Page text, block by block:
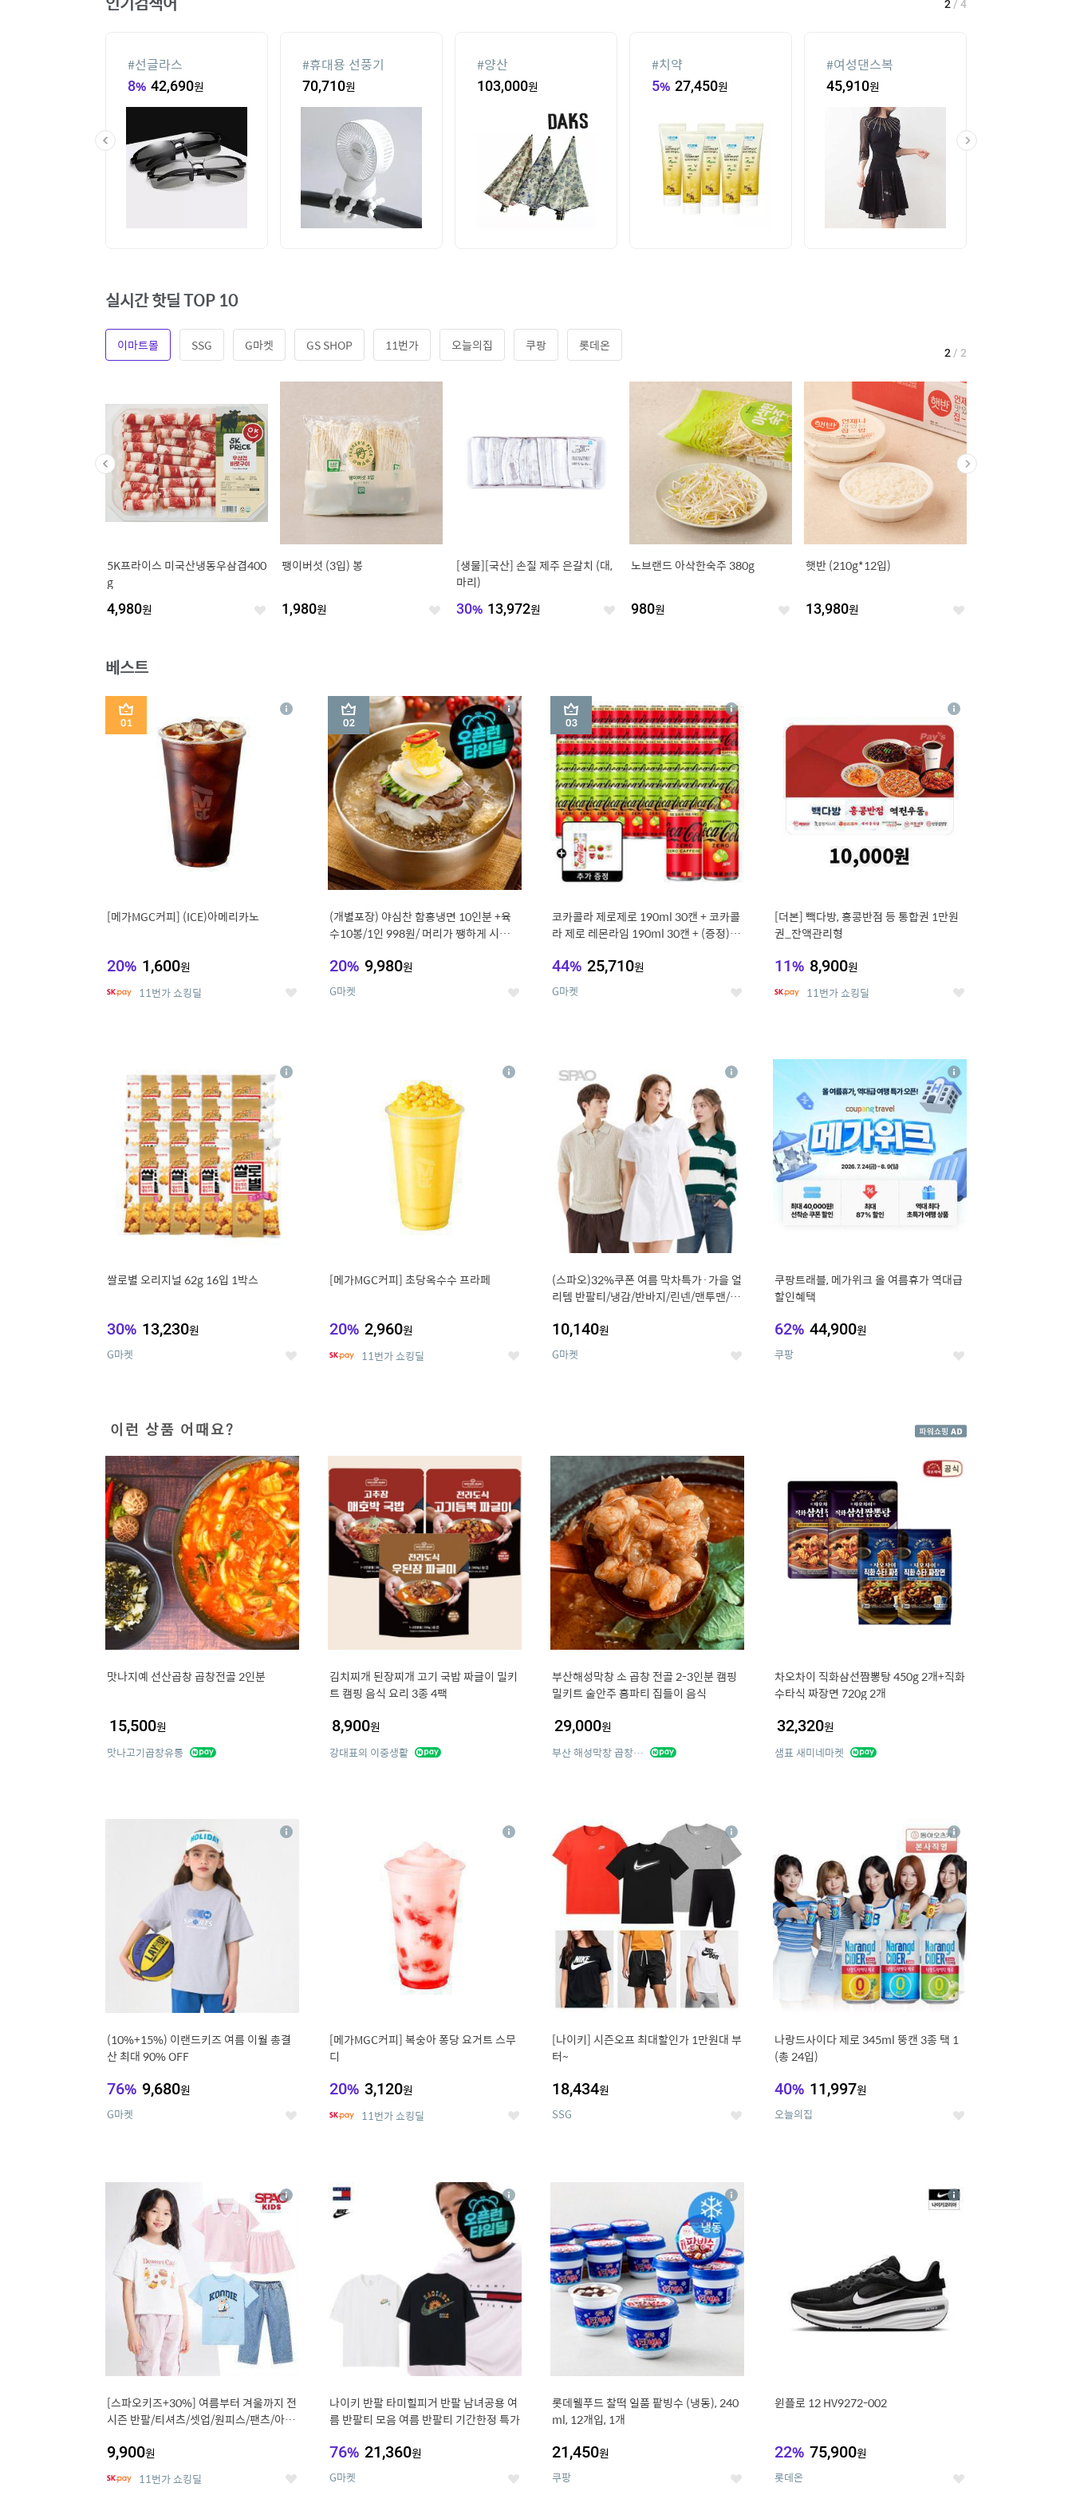
#선글라스
8% 42,690원
#휴대용 선풍기
70,710원
#양산
103,000원
#치약
5% 27,450원
#여성댄스복
45,910원
2 / 4
실시간 핫딜 TOP 10
이마트몰 SSG G마켓 GS SHOP 11번가 오늘의집 쿠팡 롯데온
좋
5K프라이스 미국산냉동우삼겹400
g
4,980원 좋
팽이버섯 (3입) 봉
1,980원 좋
[생물][국산] 손질 제주 은갈치 (대,
마리)
30% 13,972원 좋
노브랜드 아삭한숙주 380g
980원 좋
햇반 (210g*12입)
13,980원 좋
2 / 2
베스트
1
[메가MGC커피] (ICE)아메리카노
20% 1,600원
11번가 쇼킹딜 좋
상
2
(개별포장) 야심찬 함흥냉면 10인분 +육
수10봉/1인 998원/ 머리가 쨍하게 시원한
20% 9,980원
G마켓 좋
상
세
3
코카콜라 제로제로 190ml 30캔 + 코카콜
라 제로 레몬라임 190ml 30캔 + (증정) 콜
44% 25,710원
G마켓 좋
상
세
[더본] 빽다방, 홍콩반점 등 통합권 1만원
권_잔액관리형
11% 8,900원
11번가 쇼킹딜 좋
상
세
쌀로별 오리지널 62g 16입 1박스
30% 13,230원
G마켓 좋
상
[메가MGC커피] 초당옥수수 프라페
20% 2,960원
11번가 쇼킹딜 좋
상
(스파오)32%쿠폰 여름 막차특가·가을 얼
리템 반팔티/냉감/반바지/린넨/맨투맨/슬
10,140원
G마켓 좋
상
8
쿠팡트래블, 메가위크 올 여름휴가 역대급
할인혜택
62% 44,900원
쿠팡 좋
상
세
이런 상품 어때요?
맛나지예 선산곱창 곱창전골 2인분
15,500원
맛나고기곱창유통
김치찌개 된장찌개 고기 국밥 짜글이 밀키
트 캠핑 음식 요리 3종 4팩
8,900원
강대표의 이중생활
부산해성막창 소 곱창 전골 2-3인분 캠핑
밀키트 술안주 홈파티 집들이 음식
29,000원
부산 해성막창 곱창전골
차오차이 직화삼선짬뽕탕 450g 2개+직화
수타식 짜장면 720g 2개
32,320원
샘표 새미네마켓
(10%+15%) 이랜드키즈 여름 이월 총결
산 최대 90% OFF
76% 9,680원
G마켓 좋
상
[메가MGC커피] 복숭아 퐁당 요거트 스무
디
20% 3,120원
11번가 쇼킹딜 좋
상
11
[나이키] 시즌오프 최대할인가 1만원대 부
터~
18,434원
SSG 좋
상
세
나랑드사이다 제로 345ml 뚱캔 3종 택 1
(총 24입)
40% 11,997원
오늘의집 좋
상
세
13
[스파오키즈+30%] 여름부터 겨울까지 전
시즌 반팔/티셔츠/셋업/원피스/팬츠/아우
9,900원
11번가 쇼킹딜 좋
상
14
나이키 반팔 타미힐피거 반팔 남녀공용 여
름 반팔티 모음 여름 반팔티 기간한정 특가
76% 21,360원
G마켓 좋
상
세
롯데웰푸드 찰떡 일품 팥빙수 (냉동), 240
ml, 12개입, 1개
21,450원
쿠팡 좋
상
세
윈플로 12 HV9272-002
22% 75,900원
롯데온 좋
상
세